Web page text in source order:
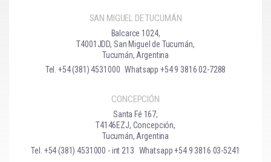
SAN MIGUEL DE TUCUMÁN
Balcarce 1024,
T4001JDD, San Miguel de Tucumán,
Tucumán, Argentina
Tel. +54 (381) 4531000 Whatsapp +54 9 3816 02-7288
CONCEPCIÓN
Santa Fé 167,
T4146EZJ, Concepción,
Tucumán, Argentina
Tel. +54 (381) 4531000 - int 213 Whatsapp +54 9 3816 03-5241